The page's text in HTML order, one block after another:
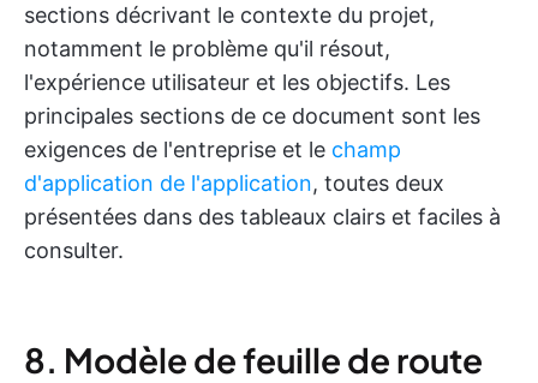
sections décrivant le contexte du projet,
notamment le problème qu'il résout,
l'expérience utilisateur et les objectifs. Les
principales sections de ce document sont les
exigences de l'entreprise et le champ
d'application de l'application, toutes deux
présentées dans des tableaux clairs et faciles à
consulter.
8. Modèle de feuille de route